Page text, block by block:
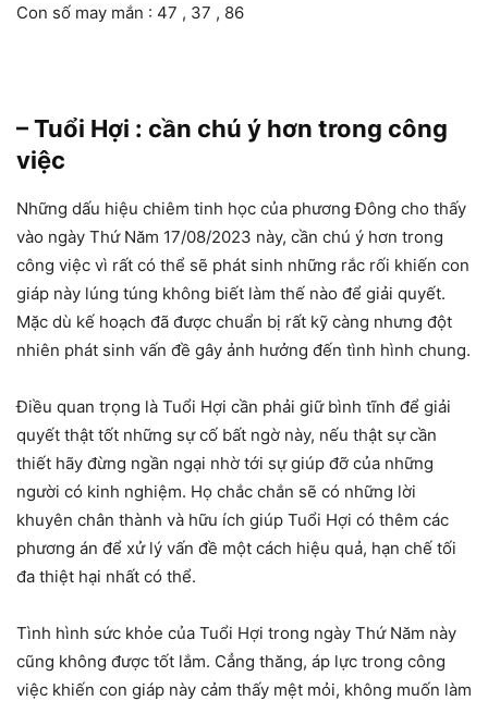
Con số may mắn : 47 , 37 , 86
– Tuổi Hợi : cần chú ý hơn trong công
việc
Những dấu hiệu chiêm tinh học của phương Đông cho thấy
vào ngày Thứ Năm 17/08/2023 này, cần chú ý hơn trong
công việc vì rất có thể sẽ phát sinh những rắc rối khiến con
giáp này lúng túng không biết làm thế nào để giải quyết.
Mặc dù kế hoạch đã được chuẩn bị rất kỹ càng nhưng đột
nhiên phát sinh vấn đề gây ảnh hưởng đến tình hình chung.
Điều quan trọng là Tuổi Hợi cần phải giữ bình tĩnh để giải
quyết thật tốt những sự cố bất ngờ này, nếu thật sự cần
thiết hãy đừng ngần ngại nhờ tới sự giúp đỡ của những
người có kinh nghiệm. Họ chắc chắn sẽ có những lời
khuyên chân thành và hữu ích giúp Tuổi Hợi có thêm các
phương án để xử lý vấn đề một cách hiệu quả, hạn chế tối
đa thiệt hại nhất có thể.
Tình hình sức khỏe của Tuổi Hợi trong ngày Thứ Năm này
cũng không được tốt lắm. Cẳng thăng, áp lực trong công
việc khiến con giáp này cảm thấy mệt mỏi, không muốn làm